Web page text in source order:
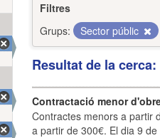
Filtres
Grups:
Sector públic
Resultat de la
Contractació menor
Contractes menors a partir
a partir de 300€. El dia 9